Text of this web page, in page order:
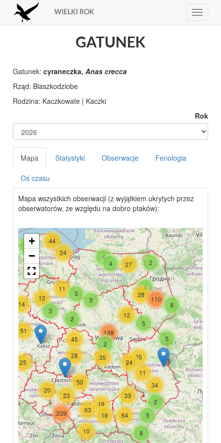
Toggle
WIELKI ROK
GATUNEK
Gatunek:cyraneczka,Anas crecca
Rząd: Blaszkodziobe
Rodzina: Kaczkowate | Kaczki
Rok
Mapa Statystyki Obserwacje Fenologia
Oś czasu
Mapa wszystkich obserwacji (z wyjątkiem ukrytych przez
obserwatorów, ze względu na dobro ptaków):
2
27
8
2
5
33
34
3
11
4
4
44
24
3
12
14
51
25
20
63
18 64
19
23
10
339
2
3
11
5
24
35
5
4
28
8
110
2
12
128
50
35
45
28
+
−